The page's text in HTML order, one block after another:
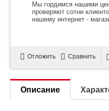
Мы гордимся нашими
проверяют сотни
нашему интернет -
Отложить Сравнить
Описание